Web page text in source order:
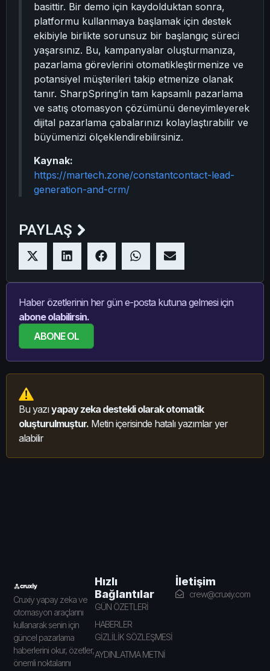
basittir. Bir demo için kaydolduktan sonra,
platformu kullanmaya başlamak için destek
ekibiyle birlikte sorunsuz bir başlangıç süreci
yaşarsınız. Bu, kampanyalar oluşturmanıza,
pazarlama görevlerini otomatikleştirmenize ve
potansiyel müşterileri takip etmenize olanak
tanır. SharpSpring’in tam kapsamlı pazarlama
ve satış otomasyon çözümünü deneyimleyerek
dijital pazarlama çabalarınızı kolaylaştırabilir ve
büyümenizi ölçeklendirebilirsiniz.
Kaynak:
https://martech.zone/constantcontact-lead-
generation-and-crm/
PAYLAŞ
Haber özetlerinin her gün e-posta kutuna gelmesi için
abone olabilirsin.
ABONE OL
Bu yazıyapay zeka destekli olarak otomatik
oluşturulmuştur. Metin içerisinde hatalı yazımlar yer
alabilir
Cruxiy yapay zeka ve
otomasyon araçlarını
kullanarak senin için
güncel pazarlama
haberlerini okur, özetler,
önemli noktalarını
Hızlı
Bağlantılar
GÜN ÖZETLERİ
HABERLER
GİZLİLİK SÖZLEŞMESİ
AYDINLATMA METNİ
İletişim
crew@cruxiy.com